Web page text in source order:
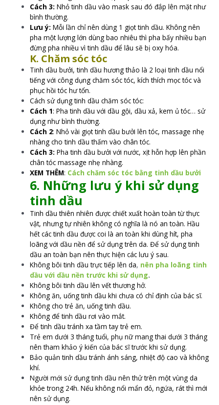
Cách 3: Nhỏ tinh dầu vào mask sau đó đắp lên mặt như
bình thường.
Lưu ý: Mỗi lần chỉ nên dùng 1 giọt tinh dầu. Không nên
pha một lượng lớn dùng bao nhiêu thì pha bấy nhiều bạn
đừng pha nhiều vì tinh dầu để lâu sẽ bị oxy hóa.
K. Chăm sóc tóc
Tinh dầu bưởi, tinh dầu hương thảo là 2 loại tinh dầu nổi
tiếng với công dụng chăm sóc tóc, kích thích mọc tóc và
phục hồi tóc hư tổn.
Cách sử dụng tinh dầu chăm sóc tóc:
Cách 1: Pha tinh dầu với dầu gội, dầu xả, kem ủ tóc… sử
dụng như bình thường.
Cách 2: Nhỏ vài giọt tinh dầu bưởi lên tóc, massage nhẹ
nhàng cho tinh dầu thấm vào chân tóc.
Cách 3: Pha tinh dầu bưởi với nước, xịt hỗn hợp lên phần
chân tóc massage nhẹ nhàng.
XEM THÊM: Cách chăm sóc tóc bằng tinh dầu bưởi
6. Những lưu ý khi sử dụng
tinh dầu
Tinh dầu thiên nhiên được chiết xuất hoàn toàn từ thực
vật, nhưng tự nhiên không có nghĩa là nó an toàn. Hầu
hết các tinh dầu được coi là an toàn khi dùng hít, pha
loãng với dầu nền để sử dụng trên da. Để sử dụng tinh
dầu an toàn bạn nên thực hiện các lưu ý sau.
Không bôi tinh dầu trực tiếp lên da, nên pha loãng tinh
dầu với dầu nền trước khi sử dụng.
Không bôi tinh dầu lên vết thương hở.
Không ăn, uống tinh dầu khi chưa có chỉ định của bác sĩ.
Không cho trẻ ăn, uống tinh dầu.
Không để tinh dầu rơi vào mắt.
Để tinh dầu tránh xa tầm tay trẻ em.
Trẻ em dưới 3 tháng tuổi, phụ nữ mang thai dưới 3 tháng
nên tham khảo ý kiến của bác sĩ trước khi sử dụng.
Bảo quản tinh dầu tránh ánh sáng, nhiệt độ cao và không
khí.
Người mới sử dụng tinh dầu nên thử trên một vùng da
khỏe trong 24h. Nếu không nổi mẩn đỏ, ngứa, rát thì mới
nên sử dụng.